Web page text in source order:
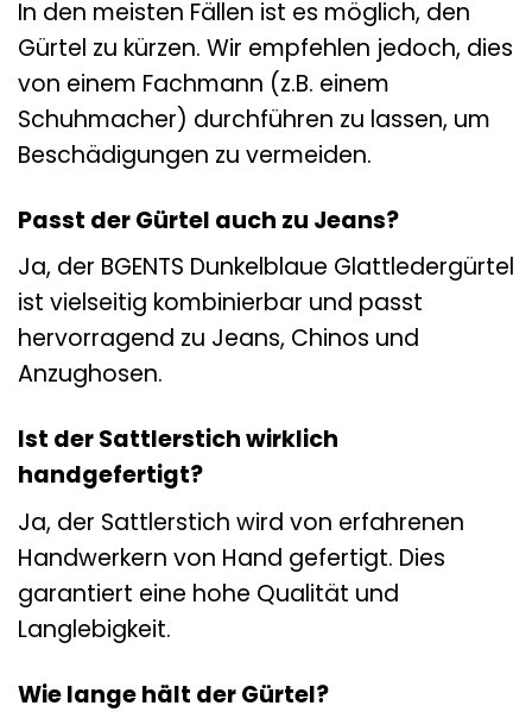
In den meisten Fällen ist es möglich, den
Gürtel zu kürzen. Wir empfehlen jedoch, dies
von einem Fachmann (z.B. einem
Schuhmacher) durchführen zu lassen, um
Beschädigungen zu vermeiden.
Passt der Gürtel auch zu Jeans?
Ja, der BGENTS Dunkelblaue Glattledergürtel
ist vielseitig kombinierbar und passt
hervorragend zu Jeans, Chinos und
Anzughosen.
Ist der Sattlerstich wirklich
handgefertigt?
Ja, der Sattlerstich wird von erfahrenen
Handwerkern von Hand gefertigt. Dies
garantiert eine hohe Qualität und
Langlebigkeit.
Wie lange hält der Gürtel?